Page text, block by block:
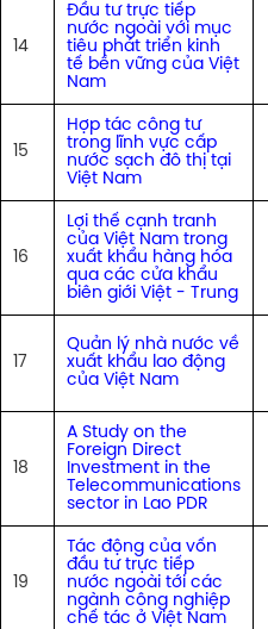
14
Đầu tư trực tiếp
nước ngoài với mục
tiêu phát triển kinh
tế bền vững của Việt
Nam
15
Hợp tác công tư
trong lĩnh vực cấp
nước sạch đô thị tại
Việt Nam
16
Lợi thế cạnh tranh
của Việt Nam trong
xuất khẩu hàng hóa
qua các cửa khẩu
biên giới Việt - Trung
17
Quản lý nhà nước về
xuất khẩu lao động
của Việt Nam
18
A Study on the
Foreign Direct
Investment in the
Telecommunications
sector in Lao PDR
19
Tác động của vốn
đầu tư trực tiếp
nước ngoài tới các
ngành công nghiệp
chế tác ở Việt Nam